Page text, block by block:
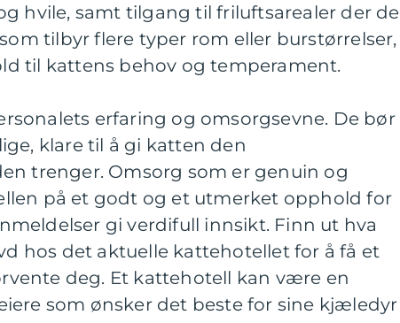
hvile, samt tilgang til friluftsarealer der de
tilbyr flere typer rom eller burstørrelser,
til kattens behov og temperament.
erfaring og omsorgsevne. De bør
klare til å gi katten den
trenger. Omsorg som er genuin og
på et godt og et utmerket opphold for
gi verdifull innsikt. Finn ut hva
hos det aktuelle kattehotellet for å få et
deg. Et kattehotell kan være en
som ønsker det beste for sine kjæledyr